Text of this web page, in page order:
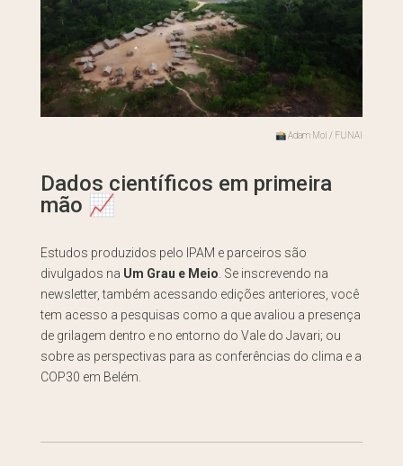
📸 Adam Mol / FUNAI
Dados científicos em primeira
mão 📈
Estudos produzidos pelo IPAM e parceiros são
divulgados na Um Grau e Meio . Se inscrevendo na
newsletter, também acessando edições anteriores, você
tem acesso a pesquisas como a que avaliou a presença
de grilagem dentro e no entorno do Vale do Javari; ou
sobre as perspectivas para as conferências do clima e a
COP30 em Belém.